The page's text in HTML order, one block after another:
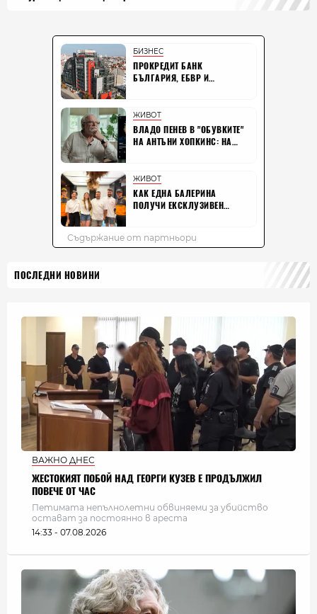
ПОСЛЕДНИ НОВИНИ
ВАЖНО ДНЕС
ЖЕСТОКИЯТ ПОБОЙ НАД ГЕОРГИ КУЗЕВ Е ПРОДЪЛЖИЛ
ПОВЕЧЕ ОТ ЧАС
Петимата непълнолетни обвиняеми за убийство
остават за постоянно в ареста
14:33 - 07.08.2026